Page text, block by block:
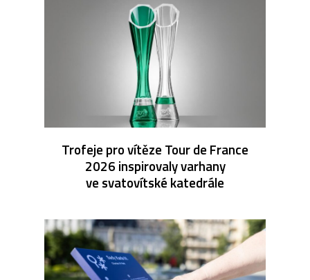
Trofeje pro vítěze Tour de France
2026 inspirovaly varhany
ve svatovítské katedrále